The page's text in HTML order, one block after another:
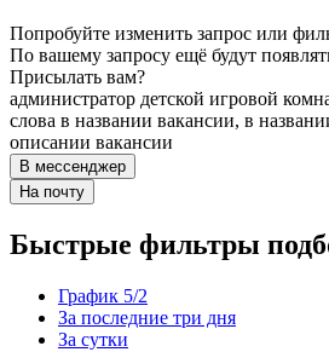
Попробуйте изменить запрос или
По вашему запросу ещё будут
Присылать вам?
администратор детской игровой
слова в названии вакансии, в
описании вакансии
В мессенджер
На почту
Быстрые фильтры
График 5/2
За последние три дня
За сутки